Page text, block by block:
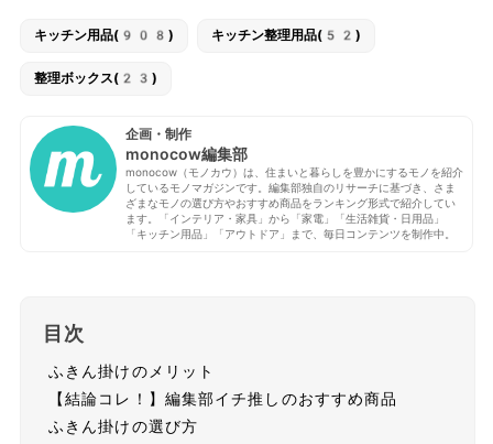
キッチン用品(908) キッチン整理用品(52)
整理ボックス(23)
企画・制作
monocow編集部
monocow（モノカウ）は、住まいと暮らしを豊かにするモノを紹介
しているモノマガジンです。編集部独自のリサーチに基づき、さま
ざまなモノの選び方やおすすめ商品をランキング形式で紹介してい
ます。「インテリア・家具」から「家電」「生活雑貨・日用品」
「キッチン用品」「アウトドア」まで、毎日コンテンツを制作中。
目次
ふきん掛けのメリット
【結論コレ！】編集部イチ推しのおすすめ商品
ふきん掛けの選び方